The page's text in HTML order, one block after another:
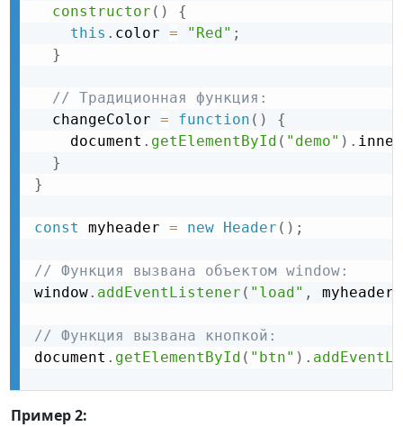
constructor ( )
{
this . color = "Red" ;
}
// Традиционная функция:
  changeColor
= function ( )
{
    document
. getElementById ( "demo" ) .
}
}
const myheader = new Header ( ) ;
// Функция вызвана объектом window:
window. addEventListener ( "load" , myheader
// Функция вызвана кнопкой:
document . getElementById ( "btn" ) .
Пример 2: